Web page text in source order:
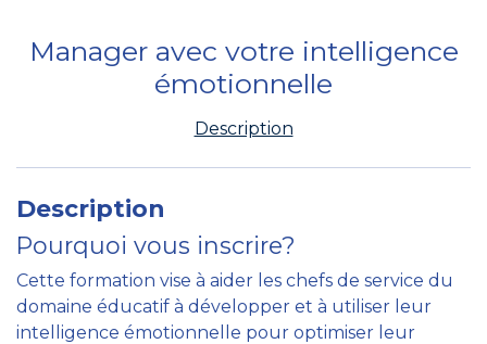
Manager avec votre intelligence
émotionnelle
Description
Description
Pourquoi vous inscrire?
Cette formation vise à aider les chefs de service du
domaine éducatif à développer et à utiliser leur
intelligence émotionnelle pour optimiser leur